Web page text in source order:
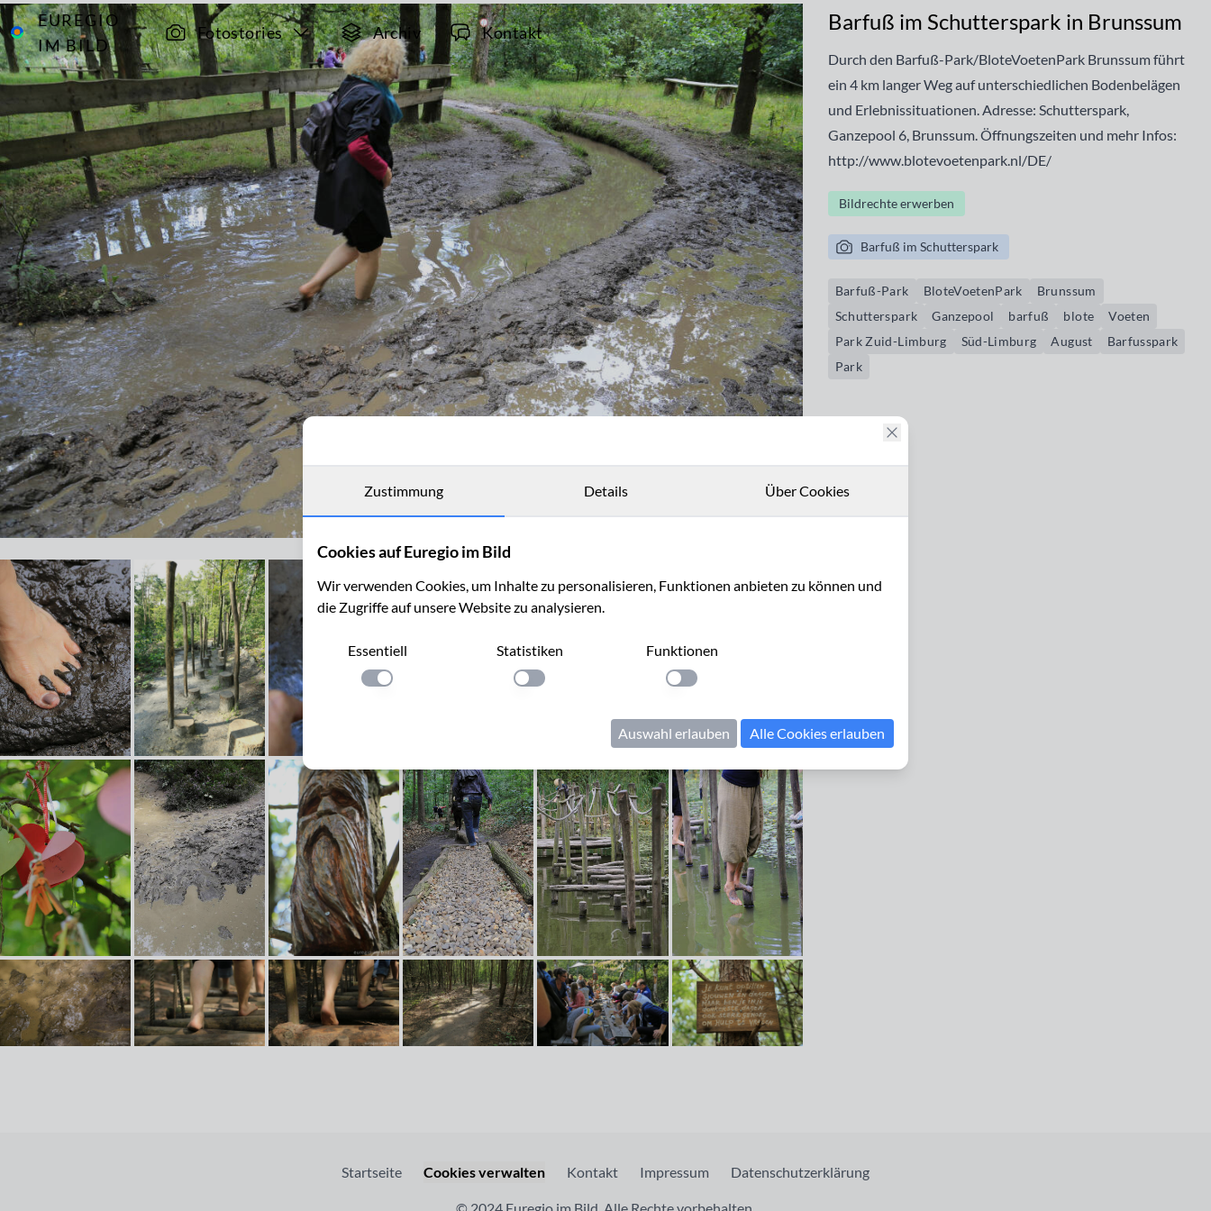
EUREGIO
IM BILD
Fotostories Archiv Kontakt
Archiv
9649
Barfuß im
Schutterspark
Barfuß im Schutterspark in Brunssum
Durch den Barfuß-Park/BloteVoetenPark Brunssum führt
ein 4 km langer Weg auf unterschiedlichen Bodenbelägen
und Erlebnissituationen. Adresse: Schutterspark,
Ganzepool 6, Brunssum. Öffnungszeiten und mehr Infos:
http://www.blotevoetenpark.nl/DE/
Bildrechte erwerben
Barfuß im Schutterspark
Barfuß-Park BloteVoetenPark
Brunssum
Schutterspark
Ganzepool barfuß blote
Voeten
Park Zuid-Limburg
Süd-Limburg August
Barfusspark
Park
Startseite Cookies verwalten Kontakt Impressum Datenschutzerklärung
Zustimmung Details Über Cookies
Cookies auf Euregio im Bild
Wir verwenden Cookies, um Inhalte zu personalisieren, Funktionen anbieten zu können und
die Zugriffe auf unsere Website zu analysieren.
Essentiell
Einstellung anwenden
Statistiken
Einstellung anwenden
Funktionen
Einstellung anwenden
Auswahl erlauben Alle Cookies erlauben